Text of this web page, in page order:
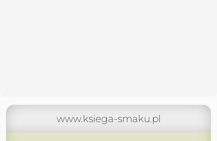
www.ksiega-smaku.pl